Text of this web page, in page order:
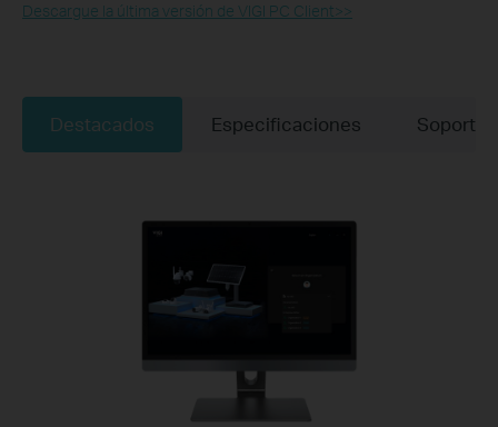
Descargue la última versión de VIGI PC Client>>​
Destacados Especificaciones Soporte